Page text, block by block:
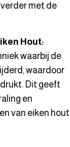
met de
Hout:
waarbij de
waardoor
Dit geeft
en
van eiken hout